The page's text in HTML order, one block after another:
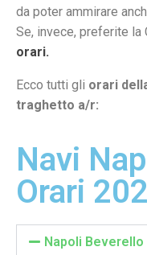
da poter ammirare
Se, invece, preferite la
orari.
Ecco tutti gli orari
traghetto a/r:
Navi
Orari
Napoli